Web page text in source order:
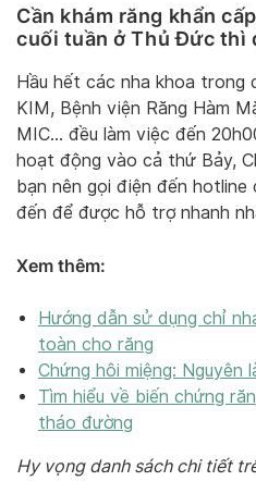
Cần khám răng khẩn
cuối tuần ở Thủ Đức thì
Hầu hết các nha khoa trong
KIM, Bệnh viện Răng Hàm
MIC… đều làm việc đến
hoạt động vào cả thứ Bảy,
bạn nên gọi điện đến hotline
đến để được hỗ trợ nhanh
Xem thêm:
Hướng dẫn sử dụng chỉ
toàn cho răng
Chứng hôi miệng: Nguyên
Tìm hiểu về biến chứng
tháo đường
Hy vọng danh sách chi tiết